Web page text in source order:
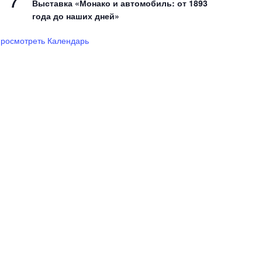
Выставка «Монако и автомобиль: от 1893
года до наших дней»
Календарь